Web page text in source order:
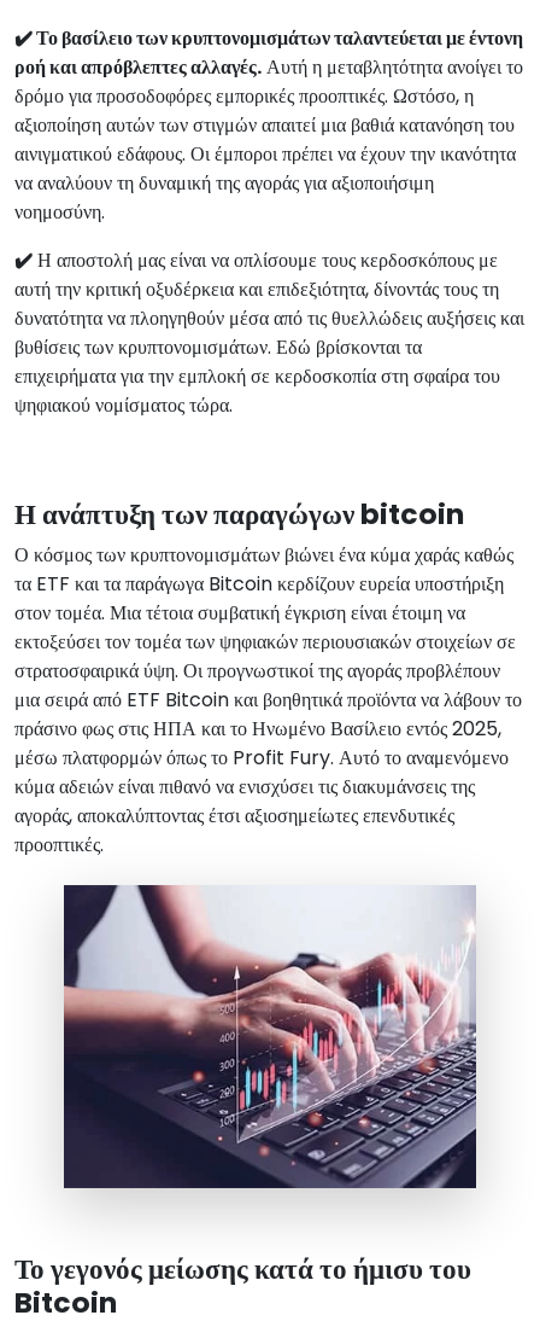
✔️ Το βασίλειο των κρυπτονομισμάτων ταλαντεύεται με έντονη
ροή και απρόβλεπτες αλλαγές.Αυτή η μεταβλητότητα ανοίγει το
δρόμο για προσοδοφόρες εμπορικές προοπτικές. Ωστόσο, η
αξιοποίηση αυτών των στιγμών απαιτεί μια βαθιά κατανόηση του
αινιγματικού εδάφους. Οι έμποροι πρέπει να έχουν την ικανότητα
να αναλύουν τη δυναμική της αγοράς για αξιοποιήσιμη
νοημοσύνη.
✔️Η αποστολή μας είναι να οπλίσουμε τους κερδοσκόπους με
αυτή την κριτική οξυδέρκεια και επιδεξιότητα, δίνοντάς τους τη
δυνατότητα να πλοηγηθούν μέσα από τις θυελλώδεις αυξήσεις και
βυθίσεις των κρυπτονομισμάτων. Εδώ βρίσκονται τα
επιχειρήματα για την εμπλοκή σε κερδοσκοπία στη σφαίρα του
ψηφιακού νομίσματος τώρα.
Η ανάπτυξη των παραγώγων bitcoin
Ο κόσμος των κρυπτονομισμάτων βιώνει ένα κύμα χαράς καθώς
τα ETF και τα παράγωγα Bitcoin κερδίζουν ευρεία υποστήριξη
στον τομέα. Μια τέτοια συμβατική έγκριση είναι έτοιμη να
εκτοξεύσει τον τομέα των ψηφιακών περιουσιακών στοιχείων σε
στρατοσφαιρικά ύψη. Οι προγνωστικοί της αγοράς προβλέπουν
μια σειρά από ETF Bitcoin και βοηθητικά προϊόντα να λάβουν το
πράσινο φως στις ΗΠΑ και το Ηνωμένο Βασίλειο εντός 2025,
μέσω πλατφορμών όπως το Profit Fury. Αυτό το αναμενόμενο
κύμα αδειών είναι πιθανό να ενισχύσει τις διακυμάνσεις της
αγοράς, αποκαλύπτοντας έτσι αξιοσημείωτες επενδυτικές
προοπτικές.
Το γεγονός μείωσης κατά το ήμισυ του
Bitcoin